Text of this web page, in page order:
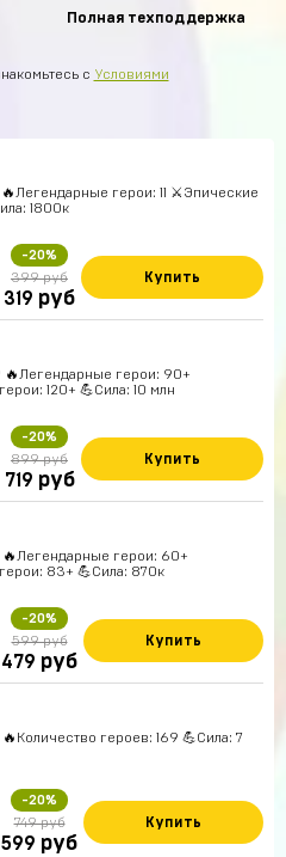
Полная техподдержка
с Условиями
🔥Легендарные герои: 11 ⚔️Эпические
1800к
-20%
399 руб
319 руб
Купить
🔥Легендарные герои: 90+
120+ 💪Сила: 10 млн
-20%
899 руб
719 руб
Купить
🔥Легендарные герои: 60+
83+ 💪Сила: 870к
-20%
599 руб
479 руб
Купить
героев: 169 💪Сила: 7
-20%
749 руб
599 руб
Купить